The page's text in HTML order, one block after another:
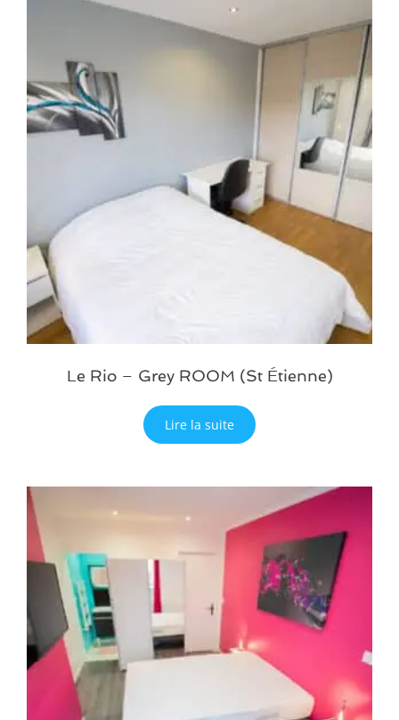
Le Rio – Grey ROOM (St Étienne)
Lire la suite